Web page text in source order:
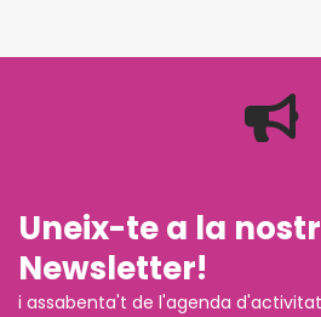
Uneix-te a la
Newsletter!
i assabenta't de l'agenda